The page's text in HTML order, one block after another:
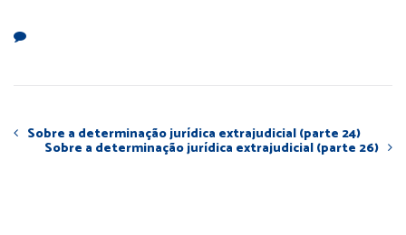
Sobre a determinação jurídica extrajudicial (parte 24)
Sobre a determinação jurídica extrajudicial (parte 26)